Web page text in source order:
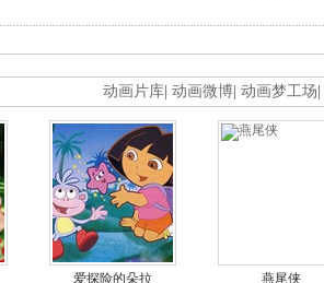
动画片库 动画微博 动画梦工场
爱探险的朵拉 燕尾侠